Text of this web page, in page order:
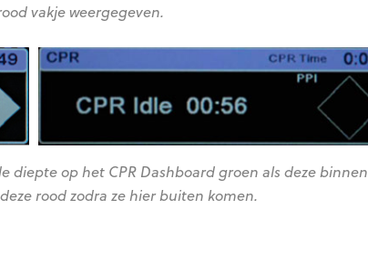
vakje weergegeven.
diepte op het CPR Dashboard groen als deze
rood zodra ze hier buiten komen.